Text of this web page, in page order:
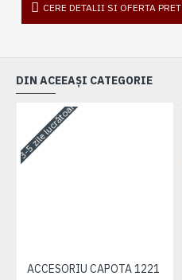
CERE DETALII SI OFERTA PRET
DIN ACEEAȘI CATEGORIE
3-5 zile lucrătoare
ACCESORIU CAPOTA 1221